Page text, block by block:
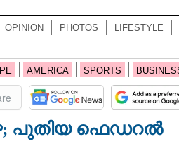
OPINION PHOTOS LIFESTYLE
AMERICA SPORTS
പുതിയ ഫെഡറല്‍